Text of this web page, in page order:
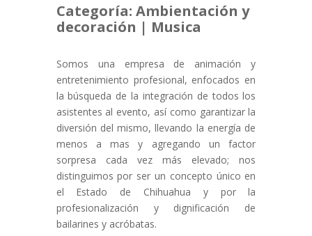
Categoría: Ambientación y
decoración | Musica
Somos una empresa de animación y
entretenimiento profesional, enfocados en
la búsqueda de la integración de todos los
asistentes al evento, así como garantizar la
diversión del mismo, llevando la energía de
menos a mas y agregando un factor
sorpresa cada vez más elevado; nos
distinguimos por ser un concepto único en
el Estado de Chihuahua y por la
profesionalización y dignificación de
bailarines y acróbatas.